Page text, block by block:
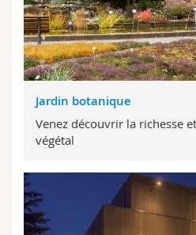
Jardin botanique
Venez découvrir la richesse
végétal